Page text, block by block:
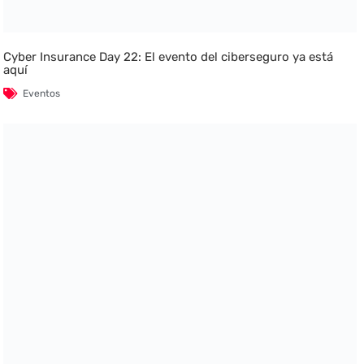
Cyber Insurance Day 22: El evento del ciberseguro ya está
aquí
Eventos